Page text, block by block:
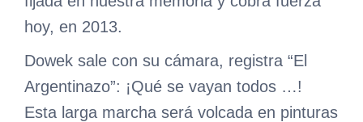
hoy, en 2013.
Dowek sale con su cámara, registra “El
Argentinazo”: ¡Qué se vayan todos …!
Esta larga marcha será volcada en pinturas